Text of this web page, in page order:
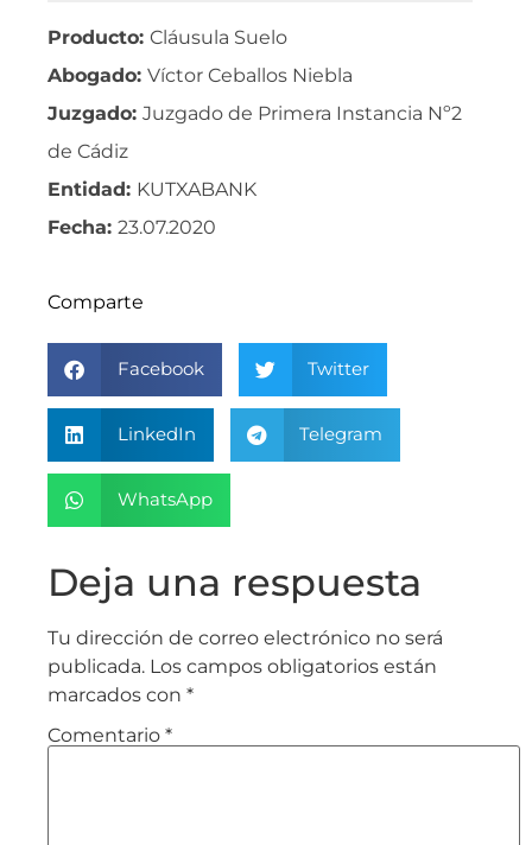
Producto: Cláusula Suelo
Abogado: Víctor Ceballos Niebla
Juzgado: Juzgado de Primera Instancia Nº2
de Cádiz
Entidad: KUTXABANK
Fecha: 23.07.2020
Comparte
Facebook Twitter
LinkedIn Telegram
WhatsApp
Deja una respuesta
Tu dirección de correo electrónico no será
publicada. Los campos obligatorios están
marcados con *
Comentario *